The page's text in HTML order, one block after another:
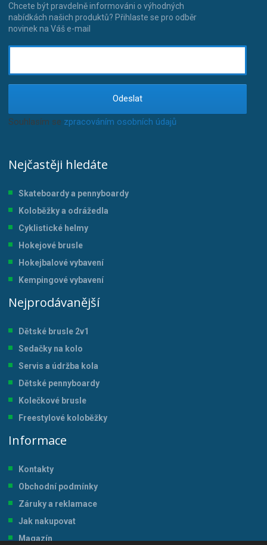
Chcete být pravdelně informováni o výhodných
nabídkách našich produktů? Přihlaste se pro odběr
novinek na Váš e-mail
Odeslat
Souhlasím se zpracováním osobních údajů
Nejčastěji hledáte
Skateboardy a pennyboardy
Koloběžky a odrážedla
Cyklistické helmy
Hokejové brusle
Hokejbalové vybavení
Kempingové vybavení
Nejprodávanější
Dětské brusle 2v1
Sedačky na kolo
Servis a údržba kola
Dětské pennyboardy
Kolečkové brusle
Freestylové koloběžky
Informace
Kontakty
Obchodní podmínky
Záruky a reklamace
Jak nakupovat
Magazín